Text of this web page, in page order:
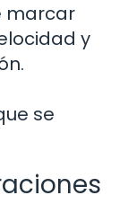
marcar
y
se